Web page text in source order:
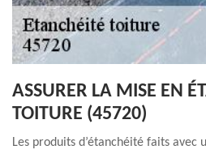
ASSURER LA MISE EN
TOITURE (45720)
Les produits d’étanchéité faits avec